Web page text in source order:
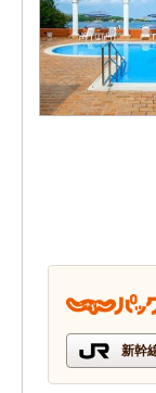
新幹